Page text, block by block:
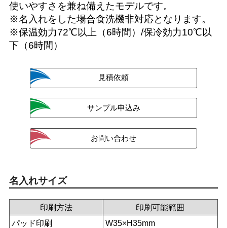
使いやすさを兼ね備えたモデルです。
※名入れをした場合食洗機非対応となります。
※保温効力72℃以上（6時間）/保冷効力10℃以
下（6時間）
名入れサイズ
印刷方法
印刷可能範囲
パッド印刷
W35×H35mm